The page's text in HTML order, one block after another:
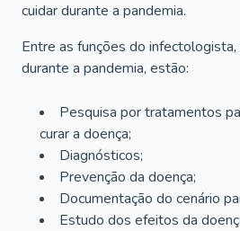
cuidar durante a pandemia.
Entre as funções do
durante a pandemia, estão:
Pesquisa por tratamentos
curar a doença;
Diagnósticos;
Prevenção da doença;
Documentação do cenário
Estudo dos efeitos da